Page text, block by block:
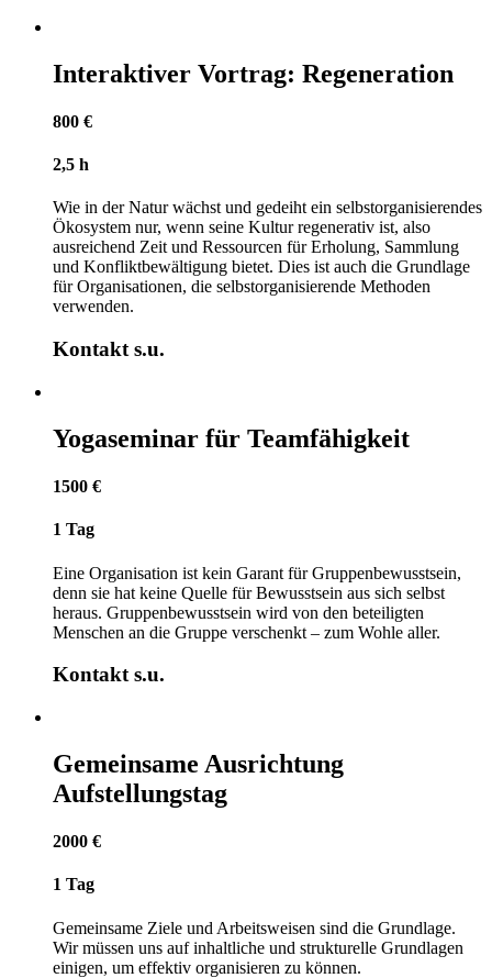
Interaktiver Vortrag: Regeneration
800 €
2,5 h
Wie in der Natur wächst und gedeiht ein selbstorganisierendes
Ökosystem nur, wenn seine Kultur regenerativ ist, also
ausreichend Zeit und Ressourcen für Erholung, Sammlung
und Konfliktbewältigung bietet. Dies ist auch die Grundlage
für Organisationen, die selbstorganisierende Methoden
verwenden.
Kontakt s.u.
Yogaseminar für Teamfähigkeit
1500 €
1 Tag
Eine Organisation ist kein Garant für Gruppenbewusstsein,
denn sie hat keine Quelle für Bewusstsein aus sich selbst
heraus. Gruppenbewusstsein wird von den beteiligten
Menschen an die Gruppe verschenkt – zum Wohle aller.
Kontakt s.u.
Gemeinsame Ausrichtung
Aufstellungstag
2000 €
1 Tag
Gemeinsame Ziele und Arbeitsweisen sind die Grundlage.
Wir müssen uns auf inhaltliche und strukturelle Grundlagen
einigen, um effektiv organisieren zu können.